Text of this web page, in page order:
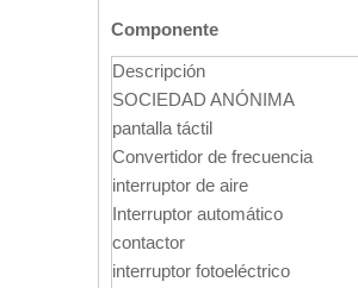
Componente
Descripción
SOCIEDAD ANÓNIMA
pantalla táctil
Convertidor de frecuencia
interruptor de aire
Interruptor automático
contactor
interruptor fotoeléctrico